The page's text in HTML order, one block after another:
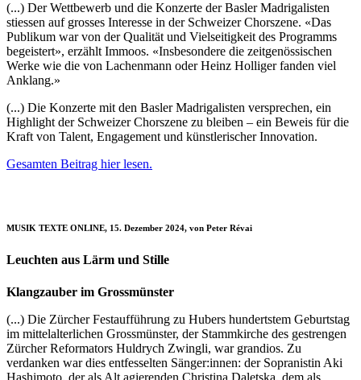
(...) Der Wettbewerb und die Konzerte der Basler Madrigalisten
stiessen auf grosses Interesse in der Schweizer Chorszene. «Das
Publikum war von der Qualität und Vielseitigkeit des Programms
begeistert», erzählt Immoos. «Insbesondere die zeitgenössischen
Werke wie die von Lachenmann oder Heinz Holliger fanden viel
Anklang.»
(...) Die Konzerte mit den Basler Madrigalisten versprechen, ein
Highlight der Schweizer Chorszene zu bleiben – ein Beweis für die
Kraft von Talent, Engagement und künstlerischer Innovation.
Gesamten Beitrag hier lesen.
MUSIK TEXTE ONLINE, 15. Dezember 2024, von Peter Révai
Leuchten aus Lärm und Stille
Klangzauber im Grossmünster
(...) Die Zürcher Festaufführung zu Hubers hundertstem Geburtstag
im mittelalterlichen Grossmünster, der Stammkirche des gestrengen
Zürcher Reformators Huldrych Zwingli, war grandios. Zu
verdanken war dies entfesselten Sänger:innen: der Sopranistin Aki
Hashimoto, der als Alt agierenden Christina Daletska, dem als